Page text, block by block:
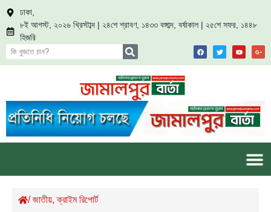
ঢাকা,
৮ই আগস্ট, ২০২৬ খ্রিস্টাব্দ | ২৪শে শ্রাবণ, ১৪৩৩ বঙ্গাব্দ, বর্ষাকাল | ২৫শে সফর, ১৪৪৮
হিজরি
/জাতীয়,ক্রাইম রিপোর্ট